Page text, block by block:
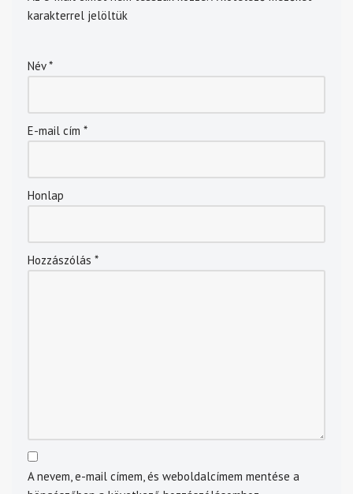
karakterrel jelöltük
Név*
E-mail cím *
Honlap
Hozzászólás *
A nevem, e-mail címem, és weboldalcímem mentése a